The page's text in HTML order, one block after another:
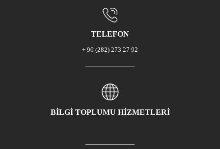
TELEFON
+ 90 (282) 273 27 92
BİLGİ TOPLUMU HİZMETLERİ